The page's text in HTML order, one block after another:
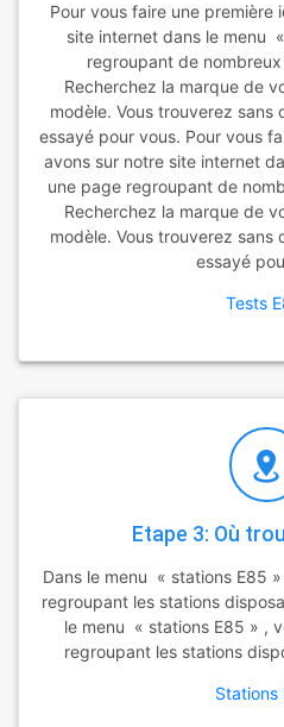
Pour vous faire une première
site internet dans le menu
regroupant de
Recherchez la marque de
modèle. Vous trouverez sans
essayé pour vous. Pour vous
avons sur notre site internet
une page regroupant de
Recherchez la marque de
modèle. Vous trouverez sans
essayé
Tests
Etape 3: Où
Dans le menu « stations E85
regroupant les stations
le menu « stations E85 » ,
regroupant les stations
Stations